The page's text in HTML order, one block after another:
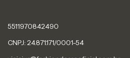
5511970842490
CNPJ: 24.871.171/0001-54